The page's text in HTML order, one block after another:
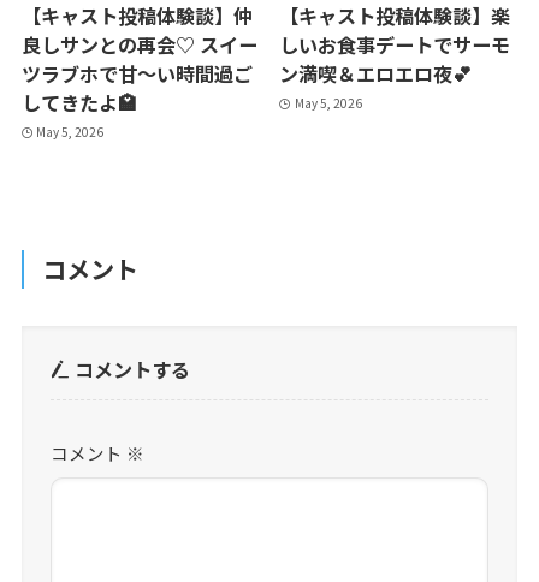
【キャスト投稿体験談】仲
良しサンとの再会♡ スイー
ツラブホで甘～い時間過ご
してきたよ🏩
May 5, 2026
【キャスト投稿体験談】楽
しいお食事デートでサーモ
ン満喫＆エロエロ夜💕
May 5, 2026
コメント
コメントする
コメント ※